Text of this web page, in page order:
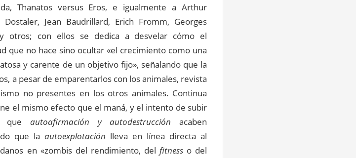
Thanatos versus Eros, e igualmente a Arthur
Jean Baudrillard, Erich Fromm, Georges
otros; con ellos se dedica a desvelar cómo el
que no hace sino ocultar «el crecimiento como una
y carente de un objetivo fijo», señalando que la
a pesar de emparentarlos con los animales, revista
no presentes en los otros animales. Continua
el mismo efecto que el maná, y el intento de subir
que autoafirmación y autodestrucción acaben
que la autoexplotación lleva en línea directa al
en «zombis del rendimiento, del fitness o del